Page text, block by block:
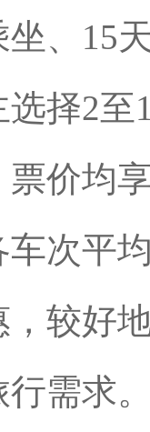
、15
择2至
价均
车次平
，较好
需求